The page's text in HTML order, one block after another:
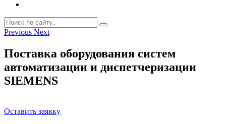
Previous Next
Поставка оборудования систем
автоматизации и диспетчеризации
SIEMENS
Оставить заявку